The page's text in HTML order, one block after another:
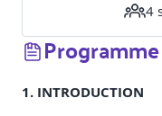
4
1. INTRODUCTION